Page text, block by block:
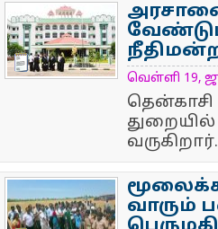
NewsIcon
வெள்ளி 19,
துறையில்
வாரும்